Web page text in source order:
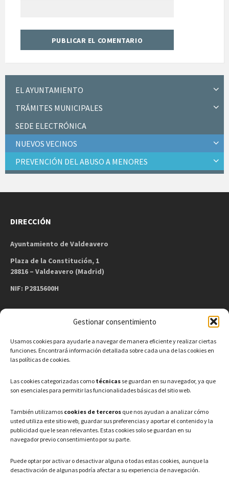
Gestionar consentimiento
Usamos cookies para ayudarle a navegar de manera eficiente y realizar ciertas
funciones. Encontrará información detallada sobre cada una de las cookies en
las políticas de cookies.
Las cookies categorizadas como técnicas se guardan en su navegador, ya que
son esenciales para permitir las funcionalidades básicas del sitio web.
También utilizamos cookies de terceros que nos ayudan a analizar cómo
usted utiliza este sitio web, guardar sus preferencias y aportar el contenido y la
publicidad que le sean relevantes. Estas cookies solo se guardan en su
navegador previo consentimiento por su parte.
Puede optar por activar o desactivar alguna o todas estas cookies, aunque la
desactivación de algunas podría afectar a su experiencia de navegación.
EL AYUNTAMIENTO
TRÁMITES MUNICIPALES
SEDE ELECTRÓNICA
NUEVOS VECINOS
PREVENCIÓN DEL ABUSO A MENORES
DIRECCIÓN
Ayuntamiento de Valdeavero
Plaza de la Constitución, 1
28816 – Valdeavero (Madrid)
NIF: P2815600H
Teléfono: 91 886 44 62
Correo Electrónico:
HORARIO
Lunes a Viernes: 08:00h – 15:00h